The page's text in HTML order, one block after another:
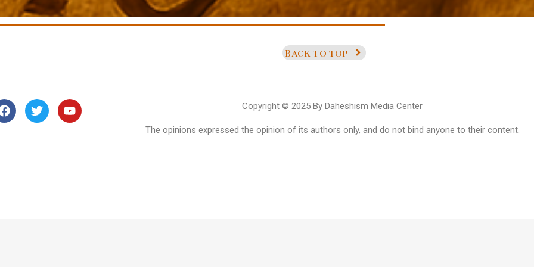
Back to top
Copyright © 2025 By Daheshism Media Center
The opinions expressed the opinion of its authors only, and do not bind anyone to their content.